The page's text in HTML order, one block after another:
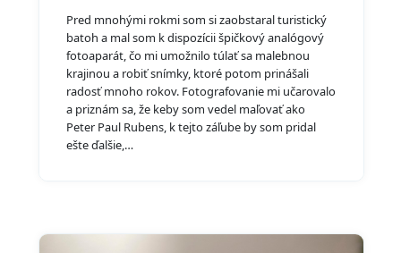
Pred mnohými rokmi som si zaobstaral turistický
batoh a mal som k dispozícii špičkový analógový
fotoaparát, čo mi umožnilo túlať sa malebnou
krajinou a robiť snímky, ktoré potom prinášali
radosť mnoho rokov. Fotografovanie mi učarovalo
a priznám sa, že keby som vedel maľovať ako
Peter Paul Rubens, k tejto záľube by som pridal
ešte ďalšie,…